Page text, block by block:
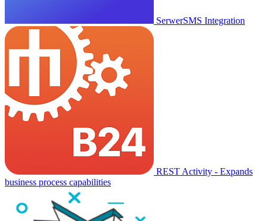
SerwerSMS Integration
REST Activity - Expands
business process capabilities